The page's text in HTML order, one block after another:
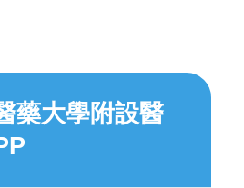
藥大學附設醫